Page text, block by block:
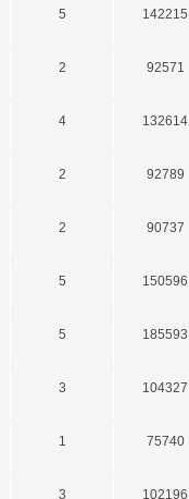
5 142215
2 92571
4 132614
2 92789
2 90737
5 150596
5 185593
3 104327
1 75740
3 102196